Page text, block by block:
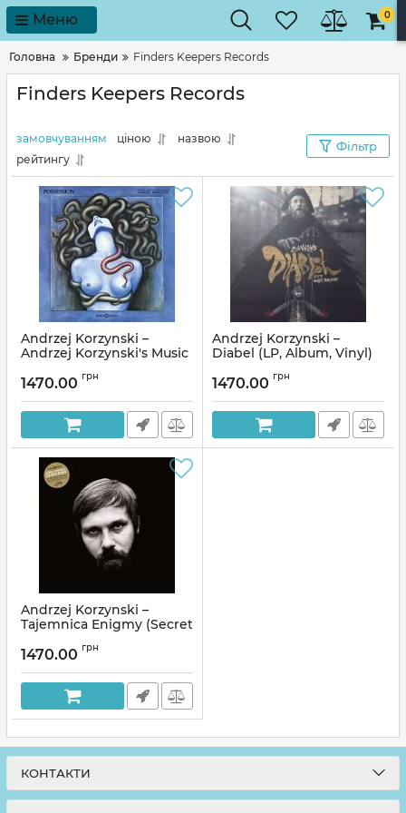
Меню 0
Головна Бренди Finders Keepers Records
Finders Keepers Records
замовчуванням ціною
назвою
рейтингу
Фільтр
Andrzej Korzynski –
Andrzej Korzynski's Music
ZuLawski's Motion Picture
Reissue, Vinyl)
313893
1470.00 грн
Andrzej Korzynski –
Diabel (LP, Album, Vinyl)
1470.00 грн
Andrzej Korzynski –
Tajemnica Enigmy (Secret
Vinyl)
Артикул: 313889
1470.00 грн
КОНТАКТИ